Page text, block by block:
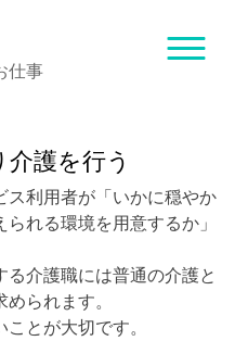
仕事
護を行う
ス利用者が「いかに穏やか
れる環境を用意するか」
介護職には普通の介護と
られます。
とが大切です。